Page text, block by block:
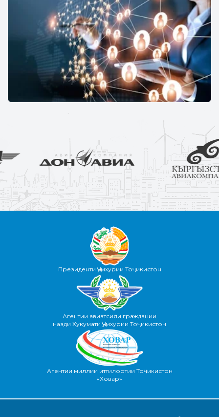
Президенти Ҷумҳурии Тоҷикистон
Агентии авиатсияи граждании
назди Хукумати Ҷумҳурии Тоҷикистон
Агентии миллии иттилоотии Тоҷикистон
«Ховар»